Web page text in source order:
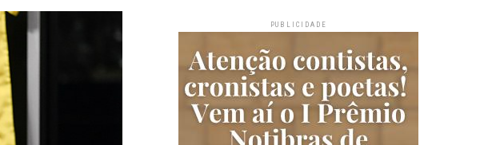
PUBLICIDADE